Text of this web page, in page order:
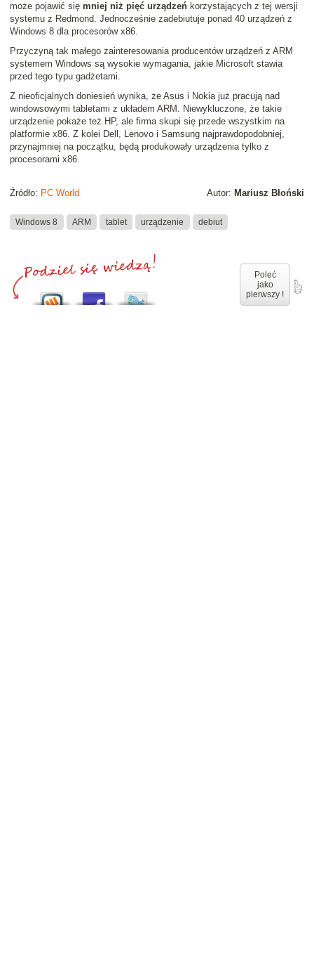
może pojawić się mniej niż pięć urządzeń korzystających z tej wersji
systemu z Redmond. Jednocześnie zadebiutuje ponad 40 urządzeń z
Windows 8 dla procesorów x86.
Przyczyną tak małego zainteresowania producentów urządzeń z ARM
systemem Windows są wysokie wymagania, jakie Microsoft stawia
przed tego typu gadżetami.
Z nieoficjalnych doniesień wynika, że Asus i Nokia już pracują nad
windowsowymi tabletami z układem ARM. Niewykluczone, że takie
urządzenie pokaże też HP, ale firma skupi się przede wszystkim na
platformie x86. Z kolei Dell, Lenovo i Samsung najprawdopodobniej,
przynajmniej na początku, będą produkowały urządzenia tylko z
procesorami x86.
Autor: Mariusz Błoński
Źródło: PC World
Windows 8 ARM tablet urządzenie debiut
Poleć
jako
pierwszy !